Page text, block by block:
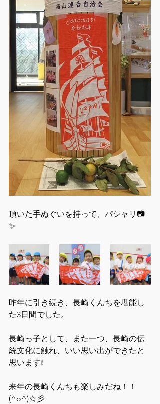
頂いた手ぬぐいを持って、パシャリ📷
✨
昨年に引き続き、長崎くんちを堪能し
た3日間でした。
長崎っ子として、また一つ、長崎の伝
統文化に触れ、いい思い出ができたと
思います❕
来年の長崎くんちも楽しみだね！！
(^o^)☆彡